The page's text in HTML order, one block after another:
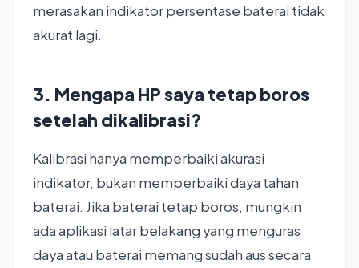
merasakan indikator persentase baterai tidak
akurat lagi.
3. Mengapa HP saya tetap boros
setelah dikalibrasi?
Kalibrasi hanya memperbaiki akurasi
indikator, bukan memperbaiki daya tahan
baterai. Jika baterai tetap boros, mungkin
ada aplikasi latar belakang yang menguras
daya atau baterai memang sudah aus secara